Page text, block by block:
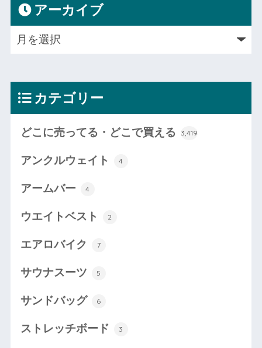
アーカイブ
カテゴリー
どこに売ってる・どこで買える 3,419
アンクルウェイト 4
アームバー 4
ウエイトベスト 2
エアロバイク 7
サウナスーツ 5
サンドバッグ 6
ストレッチボード 3